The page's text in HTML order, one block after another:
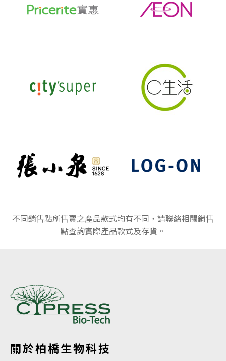
不同銷售點所售賣之產品款式均有不同，請聯絡相關銷售
點查詢實際產品款式及存貨。
關於柏橋生物科技